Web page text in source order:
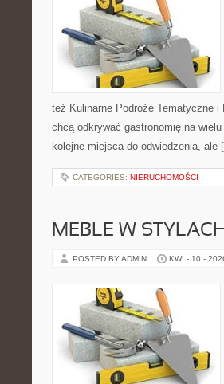
też Kulinarne Podróże Tematyczne
chcą odkrywać gastronomię na
kolejne miejsca do odwiedzenia, ale
CATEGORIES: NIERUCHOMOŚCI
MEBLE W
POSTED BY ADMIN KWI - 10 -